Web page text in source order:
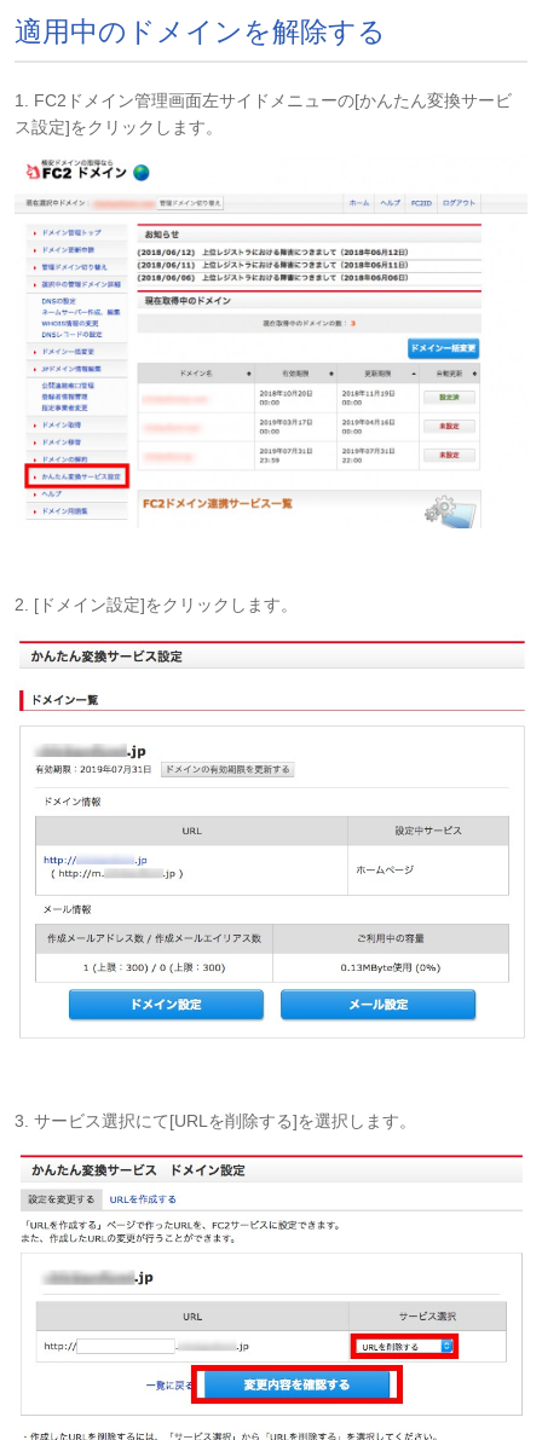
適用中のドメインを解除する
1. FC2ドメイン管理画面左サイドメニューの[かんたん変換サービ
ス設定]をクリックします。
2. [ドメイン設定]をクリックします。
3. サービス選択にて[URLを削除する]を選択します。